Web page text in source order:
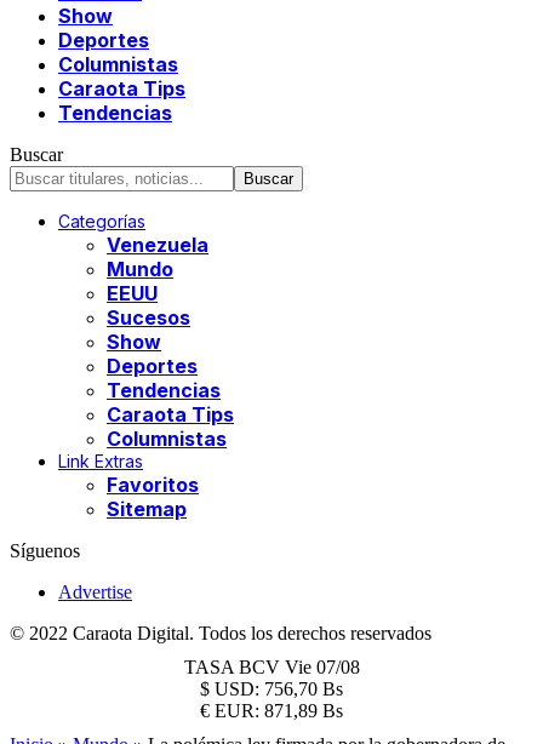
Show
Deportes
Columnistas
Caraota Tips
Tendencias
Buscar
Categorías
Venezuela
Mundo
EEUU
Sucesos
Show
Deportes
Tendencias
Caraota Tips
Columnistas
Link Extras
Favoritos
Sitemap
Síguenos
Advertise
© 2022 Caraota Digital. Todos los derechos reservados
TASA BCV Vie 07/08
$ USD: 756,70 Bs
€ EUR: 871,89 Bs